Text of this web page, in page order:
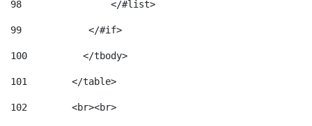
98
                </#list>
99
            </#if>
100
          </tbody>
101
        </table>
102
        <br><br>